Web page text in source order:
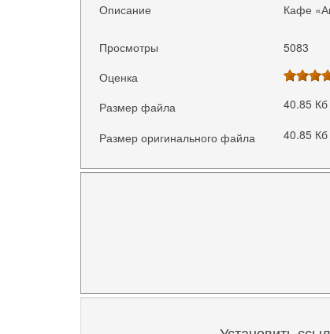
Описание Кафе
Просмотры
5083
Оценка
Размер файла
40.85
Размер оригинального файла 40.85